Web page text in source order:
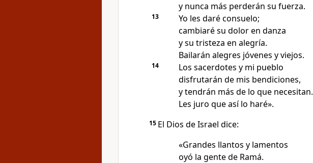
y nunca más perderán su fuerza.
13
Yo les daré consuelo;
cambiaré su dolor en danza
y su tristeza en alegría.
Bailarán alegres jóvenes y viejos.
14
Los sacerdotes y mi pueblo
disfrutarán de mis bendiciones,
y tendrán más de lo que necesitan.
Les juro que así lo haré».
15 El Dios de Israel dice:
«Grandes llantos y lamentos
oyó la gente de Ramá.